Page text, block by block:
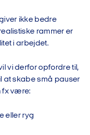
ikke bedre
rammer er
i arbejdet.
vi derfor opfordre til,
at skabe små pauser
fx være:
eller ryg